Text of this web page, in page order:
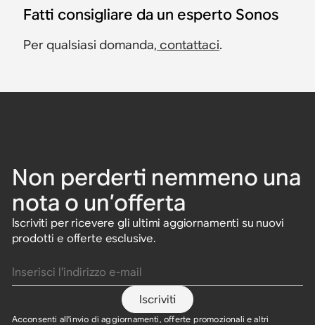
Fatti consigliare da un esperto Sonos
Per qualsiasi domanda, contattaci.
Non perderti nemmeno una
nota o un’offerta
Iscriviti per ricevere gli ultimi aggiornamenti su nuovi
prodotti e offerte esclusive.
Iscriviti
Acconsenti all'invio di aggiornamenti, offerte promozionali e altri